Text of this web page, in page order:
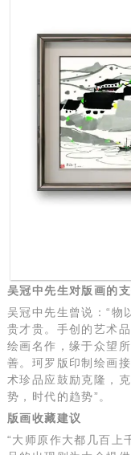
吴冠中先生对版画的
吴冠中先生曾说：“物
贵才贵。手创的艺术
绘画名作，缘于众望
善。珂罗版印制绘画
术珍品应鼓励克隆，
势，时代的趋势”。
版画收藏建议
“大师原作大都几百上